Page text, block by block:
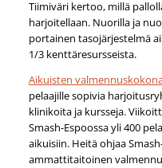
Tiimiväri kertoo, millä
harjoitellaan. Nuorilla ja
portainen tasojärjestelmä
1/3 kenttäresursseista.
Aikuisten
pelaajille sopivia
klinikoita ja kursseja.
Smash-Espoossa yli 400
aikuisiin. Heitä ohjaa
ammattitaitoinen